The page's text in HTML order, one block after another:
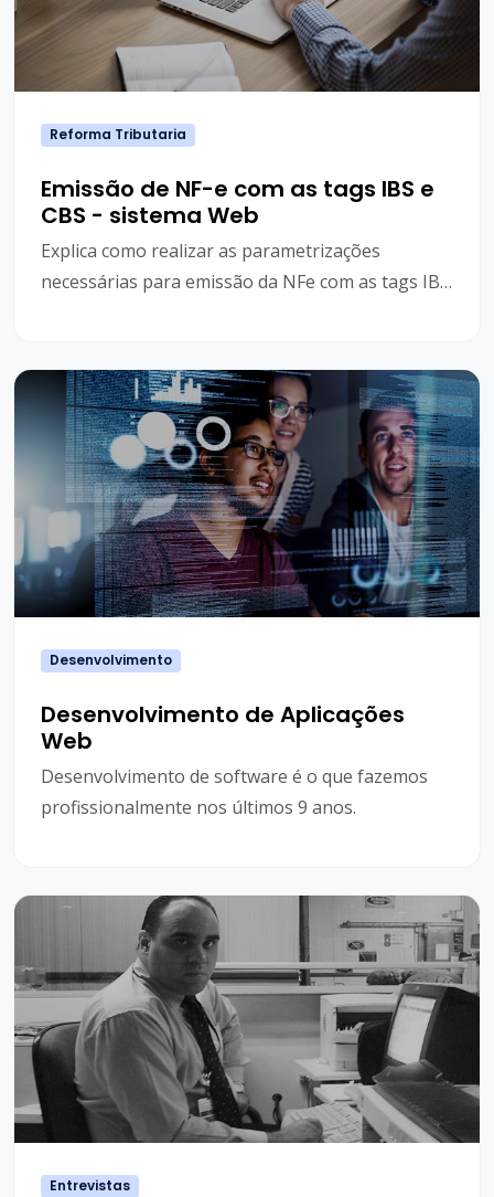
Reforma Tributaria
Emissão de NF-e com as tags IBS e
CBS - sistema Web
Explica como realizar as parametrizações
necessárias para emissão da NFe com as tags IBS
Desenvolvimento
Desenvolvimento de Aplicações
Web
Desenvolvimento de software é o que fazemos
profissionalmente nos últimos 9 anos.
Entrevistas